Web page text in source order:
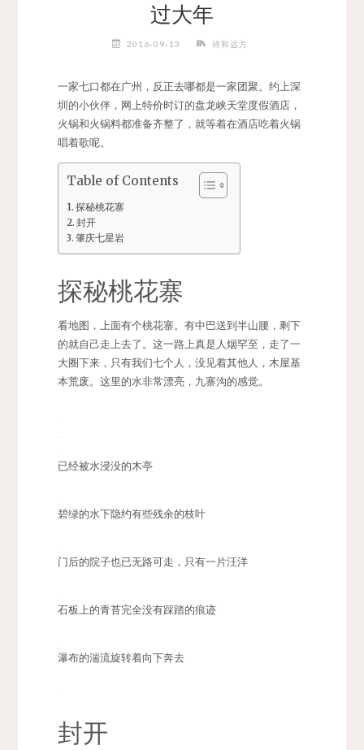
过大年
2016-09-13 诗和远方
一家七口都在广州，反正去哪都是一家团聚。约上深
圳的小伙伴，网上特价时订的盘龙峡天堂度假酒店，
火锅和火锅料都准备齐整了，就等着在酒店吃着火锅
唱着歌呢。
Table of Contents
探秘桃花寨
封开
肇庆七星岩
探秘桃花寨
看地图，上面有个桃花寨。有中巴送到半山腰，剩下
的就自己走上去了。这一路上真是人烟罕至，走了一
大圈下来，只有我们七个人，没见着其他人，木屋基
本荒废。这里的水非常漂亮，九寨沟的感觉。
已经被水浸没的木亭
碧绿的水下隐约有些残余的枝叶
门后的院子也已无路可走，只有一片汪洋
石板上的青苔完全没有踩踏的痕迹
瀑布的湍流旋转着向下奔去
封开